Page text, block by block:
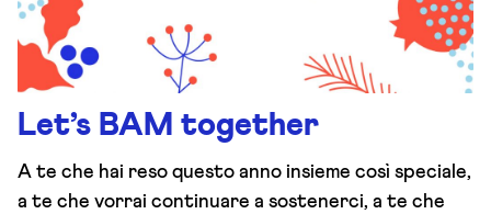
Let’s BAM together
A te che hai reso questo anno insieme così speciale,
a te che vorrai continuare a sostenerci, a te che